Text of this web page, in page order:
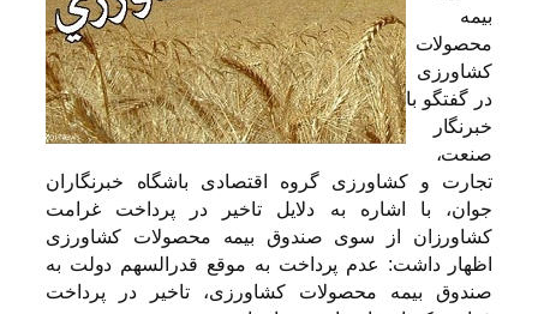
بیمه
محصولات
کشاورزی
در گفتگو با
خبرنگار
صنعت،
تجارت و کشاورزی گروه اقتصادی باشگاه خبرنگاران
جوان، با اشاره به دلایل تاخیر در پرداخت غرامت
کشاورزان از سوی صندوق بیمه محصولات کشاورزی
اظهار داشت: عدم پرداخت به موقع قدرالسهم دولت به
صندوق بیمه محصولات کشاورزی، تاخیر در پرداخت